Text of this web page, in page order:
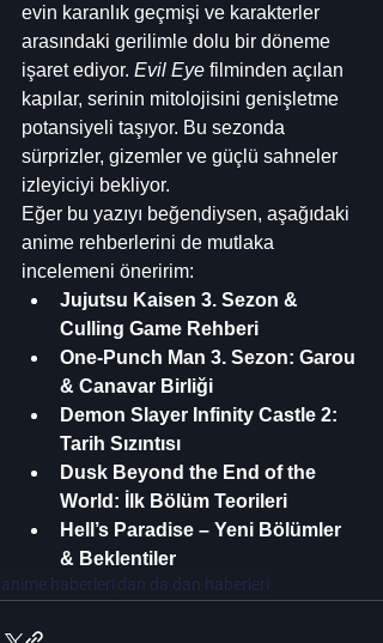
evin karanlık geçmişi ve karakterler
arasındaki gerilimle dolu bir döneme
işaret ediyor. Evil Eye filminden açılan
kapılar, serinin mitolojisini genişletme
potansiyeli taşıyor. Bu sezonda
sürprizler, gizemler ve güçlü sahneler
izleyiciyi bekliyor.
Eğer bu yazıyı beğendiysen, aşağıdaki
anime rehberlerini de mutlaka
incelemeni öneririm:
Jujutsu Kaisen 3. Sezon &
Culling Game Rehberi
One-Punch Man 3. Sezon: Garou
& Canavar Birliği
Demon Slayer Infinity Castle 2:
Tarih Sızıntısı
Dusk Beyond the End of the
World: İlk Bölüm Teorileri
Hell’s Paradise – Yeni Bölümler
& Beklentiler
anime haberleri dan da dan haberleri